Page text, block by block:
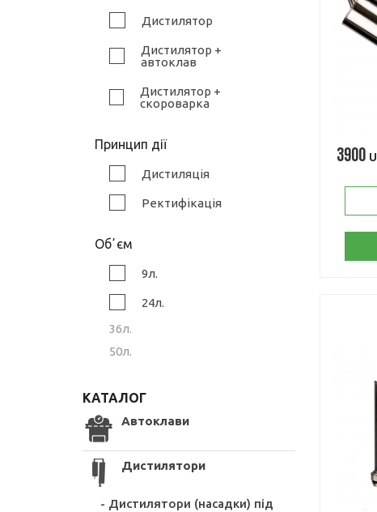
Дистилятор
Дистилятор +
автоклав
Дистилятор +
скороварка
Принцип дії
Дистиляція
Ректифікація
Обʼєм
9л.
24л.
36л.
50л.
КАТАЛОГ
Автоклави
Дистилятори
- Дистилятори (насадки) під
3900